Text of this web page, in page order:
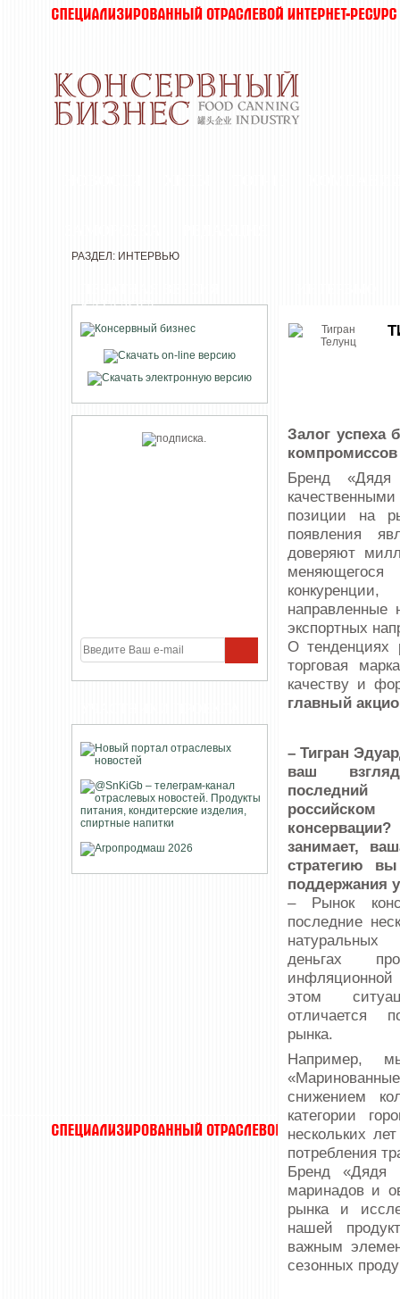
КАТАЛОГА
РАЗДЕЛ: ИНТЕРВЬЮ
Залог успеха
компромиссов
Бренд «Дядя
позиции на
появления
доверяют
меняющегося
экспортных
О тенденциях
торговая
качеству и
главный
– Тигран
ваш
занимает,
стратегию
поддержания
– Рынок
последние
деньгах
этом
отличается
рынка.
Например,
снижением
категории
нескольких
потребления
Бренд «Дядя
маринадов и
рынка и
нашей
важным
сезонных